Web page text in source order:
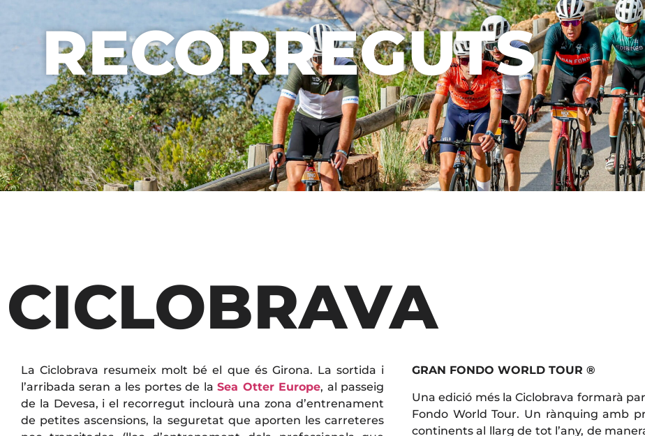
RECORREGUTS
CICLOBRAVA
La Ciclobrava resumeix molt bé el que és Girona. La sortida i
l’arribada seran a les portes de laSea Otter Europe, al passeig
de la Devesa, i el recorregut inclourà una zona d’entrenament
de petites ascensions, la seguretat que aporten les carreteres
GRAN FONDO WORLD TOUR ®
Una edició més la Ciclobrava formarà
Fondo World Tour. Un rànquing amb
continents al llarg de tot l’any, de